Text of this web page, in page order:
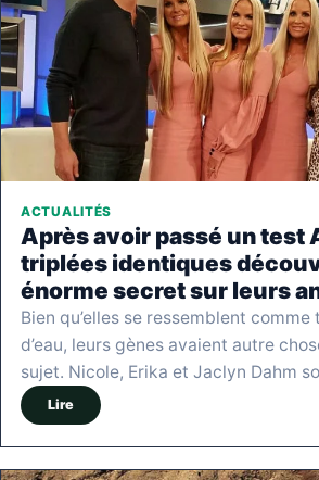
ACTUALITÉS
Après avoir passé un test
triplées identiques
énorme secret sur leurs
Bien qu’elles se ressemblent
d’eau, leurs gènes avaient autre
sujet. Nicole, Erika et Jaclyn Dahm
Lire